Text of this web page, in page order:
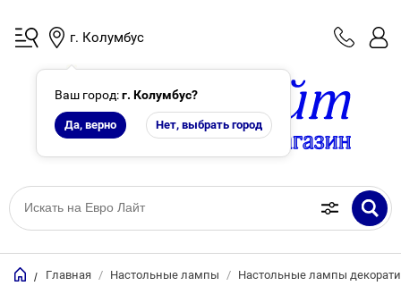
г. Колумбус
Ваш город:г. Колумбус?
Да, верно Нет, выбрать город
/ Главная / Настольные лампы / Настольные лампы